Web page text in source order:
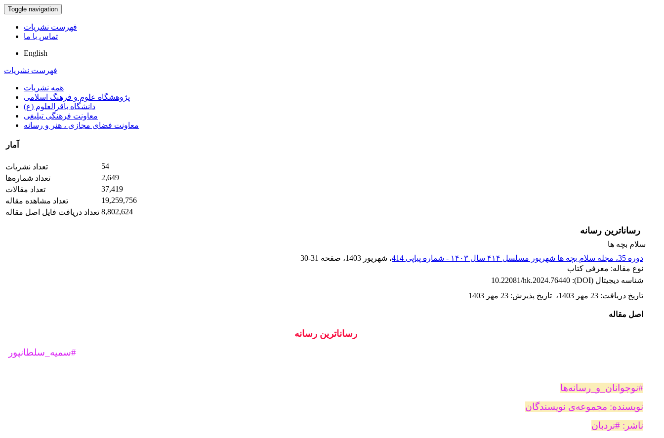
Toggle navigation
فهرست نشریات
تماس با ما
English
فهرست نشریات
همه نشریات
پژوهشگاه علوم و فرهنگ اسلامی
دانشگاه باقرالعلوم (ع)
معاونت فرهنگی تبلیغی
معاونت فضای مجازی ، هنر و رسانه
آمار
تعداد نشریات
54
تعداد شماره‌ها
2,649
تعداد مقالات
37,419
تعداد مشاهده مقاله
19,259,756
تعداد دریافت فایل اصل مقاله 8,802,624
رساناترین رسانه
سلام بچه ها
دوره 35، مجله سلام بچه ها شهریور مسلسل ۴۱۴ سال ۱۴۰۳ - شماره پیاپی 414
، شهریور 1403 ، صفحه 30-31
نوع مقاله: معرفی کتاب
شناسه دیجیتال (DOI):
10.22081/hk.2024.76440
تاریخ دریافت: 23 مهر 1403 ، تاریخ پذیرش: 23 مهر 1403
اصل مقاله
رساناترین رسانه
#سمیه_سلطانپور
#‌نوجوانان‌_‌و‌_‌رسانه‌ها
نویسنده: مجموعه‌ی نویسندگان
ناشر: #‌نردبان